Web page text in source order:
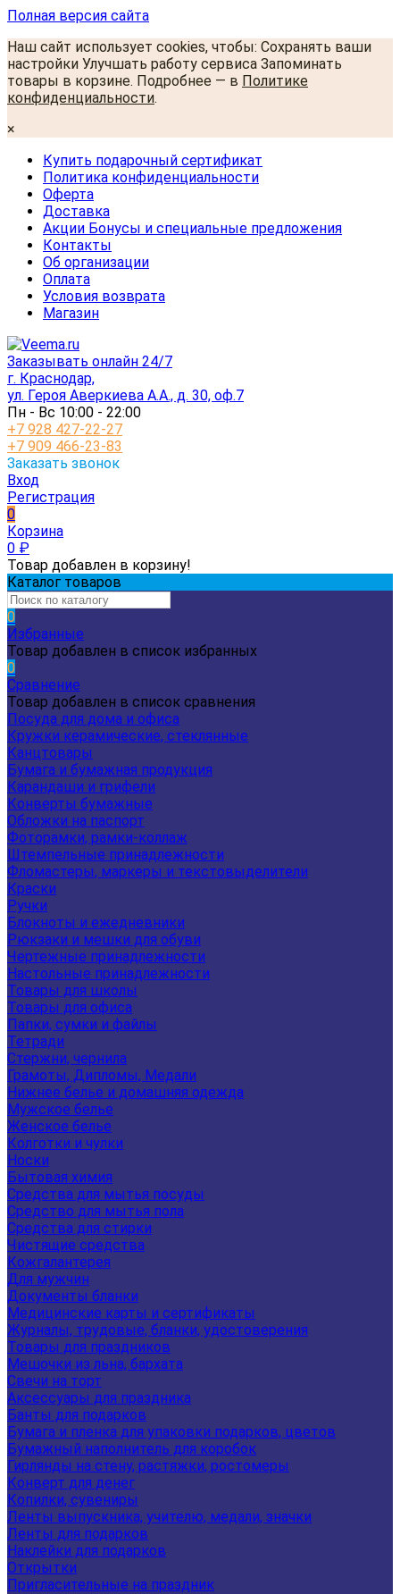
Полная версия сайта
Наш сайт использует cookies, чтобы: Сохранять ваши
настройки Улучшать работу сервиса Запоминать
товары в корзине. Подробнее — в Политике
конфиденциальности.
×
Купить подарочный сертификат
Политика конфиденциальности
Оферта
Доставка
Акции Бонусы и специальные предложения
Контакты
Об организации
Оплата
Условия возврата
Магазин
Заказывать онлайн 24/7
г. Краснодар,
ул. Героя Аверкиева А.А., д. 30, оф.7
Пн - Вс 10:00 - 22:00
+7 928 427-22-27
+7 909 466-23-83
Заказать звонок
Вход
Регистрация
0
Корзина
0 ₽
Товар добавлен в корзину!
Каталог товаров
0
Избранные
Товар добавлен в список избранных
0
Сравнение
Товар добавлен в список сравнения
Посуда для дома и офиса
Кружки керамические, стеклянные
Канцтовары
Бумага и бумажная продукция
Карандаши и грифели
Конверты бумажные
Обложки на паспорт
Фоторамки, рамки-коллаж
Штемпельные принадлежности
Фломастеры, маркеры и текстовыделители
Краски
Ручки
Блокноты и ежедневники
Рюкзаки и мешки для обуви
Чертежные принадлежности
Настольные принадлежности
Товары для школы
Товары для офиса
Папки, сумки и файлы
Тетради
Стержни, чернила
Грамоты, Дипломы, Медали
Нижнее белье и домашняя одежда
Мужское белье
Женское белье
Колготки и чулки
Носки
Бытовая химия
Средства для мытья посуды
Средство для мытья пола
Средства для стирки
Чистящие средства
Кожгалантерея
Для мужчин
Документы бланки
Медицинские карты и сертификаты
Журналы, трудовые, бланки, удостоверения
Товары для праздников
Мешочки из льна, бархата
Свечи на торт
Аксессуары для праздника
Банты для подарков
Бумага и пленка для упаковки подарков, цветов
Бумажный наполнитель для коробок
Гирлянды на стену, растяжки, ростомеры
Конверт для денег
Копилки, сувениры
Ленты выпускника, учителю, медали, значки
Ленты для подарков
Наклейки для подарков
Открытки
Пригласительные на праздник